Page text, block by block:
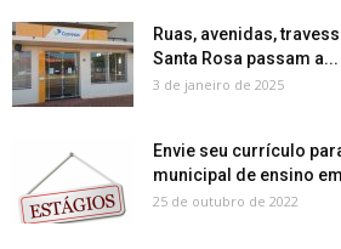
Ruas, avenidas,
Santa Rosa passam a...
3 de janeiro de 2025
Envie seu currículo
municipal de ensino
25 de outubro de 2022